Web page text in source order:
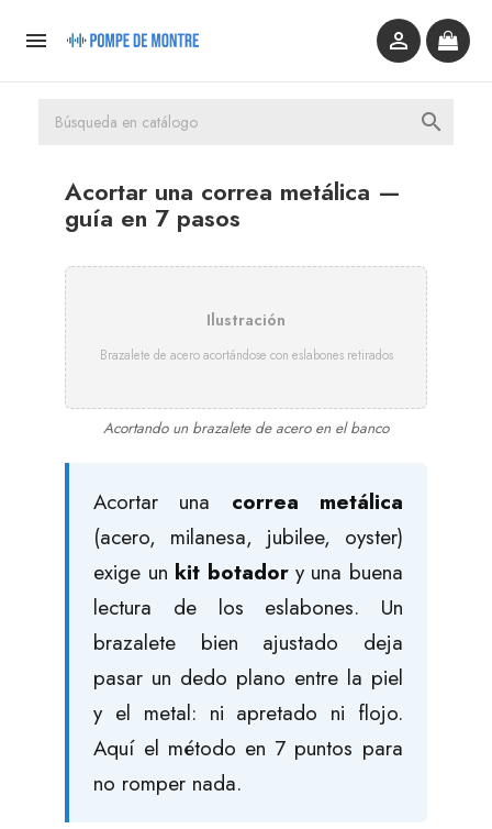
 

Acortar una correa metálica —
guía en 7 pasos
Ilustración
Brazalete de acero acortándose con eslabones retirados
Acortando un brazalete de acero en el banco
Acortar una correa metálica
(acero, milanesa, jubilee, oyster)
exige un kit botadory una buena
lectura de los eslabones. Un
brazalete bien ajustado deja
pasar un dedo plano entre la piel
y el metal: ni apretado ni flojo.
Aquí el método en 7 puntos para
no romper nada.